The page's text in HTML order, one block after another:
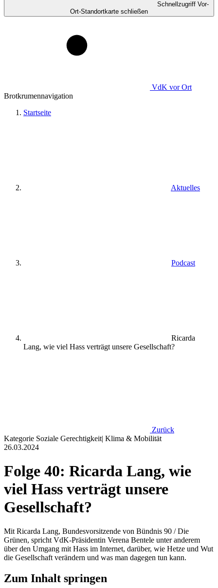
Schnellzugriff Vor-
Ort-Standortkarte schließen
VdK vor Ort
Brotkrumennavigation
Startseite
Aktuelles
Podcast
Ricarda
Lang, wie viel Hass verträgt unsere Gesellschaft?
Zurück
Kategorie Soziale Gerechtigkeit| Klima & Mobilität
26.03.2024
Folge 40: Ricarda Lang, wie
viel Hass verträgt unsere
Gesellschaft?
Mit Ricarda Lang, Bundesvorsitzende von Bündnis 90 / Die
Grünen, spricht VdK-Präsidentin Verena Bentele unter anderem
über den Umgang mit Hass im Internet, darüber, wie Hetze und Wut
die Gesellschaft verändern und was man dagegen tun kann.
Zum Inhalt springen